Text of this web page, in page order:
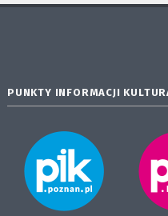
PUNKTY INFORMACJI